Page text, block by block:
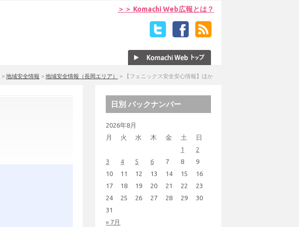
＞＞ Komachi Web広報とは？
> 地域安全情報 > 地域安全情報（長岡エリア） > 【フェニックス安全安心情報】ほか
日別 バックナンバー
2026年8月
月
火 水 木 金 土 日
« 7月
1
2
3
4 5 6 7 8
9
10
11 12 13 14 15
16
17
18 19 20 21 22
23
24
25 26 27 28 29
30
31